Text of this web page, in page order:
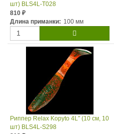
шт) BLS4L-T028
810 ₽
Длина приманки: 100 мм
Риппер Relax Kopyto 4L″ (10 см, 10
шт) BLS4L-S298